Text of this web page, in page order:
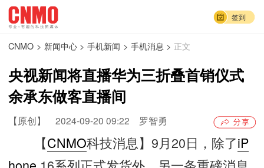
签到
CNMO > 新闻中心 > 手机新闻 > 手机消息 > 正文
央视新闻将直播华为三折叠首销仪式
余承东做客直播间
【原创】 2024-09-20 09:22 罗智勇
【CNMO科技消息】9月20日，除了iP